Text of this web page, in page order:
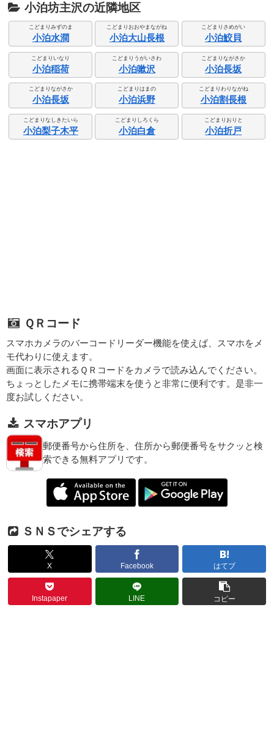
小泊坊主沢の近隣地区
こどまりみずのま
小泊水澗
こどまりおおやまながね
小泊大山長根
こどまりさめがい
小泊鮫貝
こどまりいなり
小泊稲荷
こどまりうがいさわ
小泊嗽沢
こどまりながさか
小泊長坂
こどまりながさか
小泊長坂
こどまりはまの
小泊浜野
こどまりわりながね
小泊割長根
こどまりなしきたいら
小泊梨子木平
こどまりしろくら
小泊白倉
こどまりおりと
小泊折戸
ＱＲコード
スマホカメラのバーコードリーダー機能を使えば、スマホをメ
モ代わりに使えます。
画面に表示されるＱＲコードをカメラで読み込んでください。
ちょっとしたメモに携帯端末を使うと非常に便利です。是非一
度お試しください。
スマホアプリ
郵便番号から住所を、住所から郵便番号をサクッと検
索できる無料アプリです。
ＳＮＳでシェアする
X Facebook はてブ
Instapaper LINE コピー